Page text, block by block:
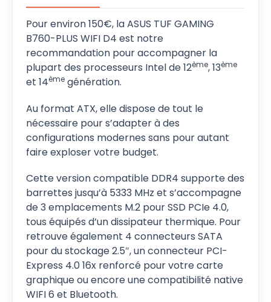
Pour environ 150€, la ASUS TUF GAMING
B760-PLUS WIFI D4 est notre
recommandation pour accompagner la
plupart des processeurs Intel de 12ème, 13ème
et 14èmegénération.
Au format ATX, elle dispose de tout le
nécessaire pour s’adapter à des
configurations modernes sans pour autant
faire exploser votre budget.
Cette version compatible DDR4 supporte des
barrettes jusqu’à 5333 MHz et s’accompagne
de 3 emplacements M.2 pour SSD PCIe 4.0,
tous équipés d’un dissipateur thermique. Pour
retrouve également 4 connecteurs SATA
pour du stockage 2.5″, un connecteur PCI-
Express 4.0 16x renforcé pour votre carte
graphique ou encore une compatibilité native
WIFI 6 et Bluetooth.